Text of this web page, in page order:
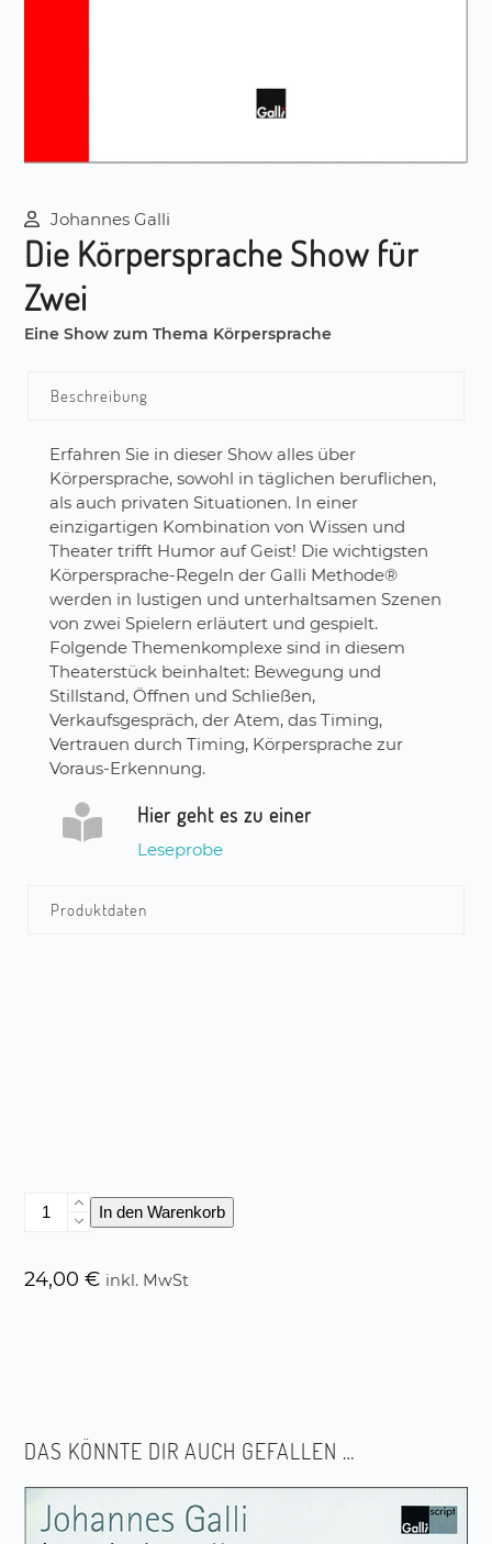
Johannes Galli
Die Körpersprache Show für
Zwei
Eine Show zum Thema Körpersprache
Beschreibung
Erfahren Sie in dieser Show alles über
Körpersprache, sowohl in täglichen beruflichen,
als auch privaten Situationen. In einer
einzigartigen Kombination von Wissen und
Theater trifft Humor auf Geist! Die wichtigsten
Körpersprache-Regeln der Galli Methode®
werden in lustigen und unterhaltsamen Szenen
von zwei Spielern erläutert und gespielt.
Folgende Themenkomplexe sind in diesem
Theaterstück beinhaltet: Bewegung und
Stillstand, Öffnen und Schließen,
Verkaufsgespräch, der Atem, das Timing,
Vertrauen durch Timing, Körpersprache zur
Voraus-Erkennung.
Hier geht es zu einer
Leseprobe
Produktdaten
Die
Körpersprache
für
In den Warenkorb
24,00€ inkl. MwSt
DAS KÖNNTE DIR AUCH GEFALLEN …